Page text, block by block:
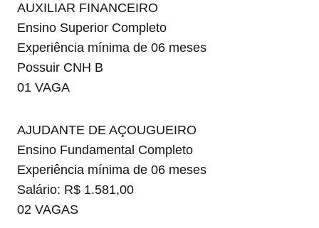
AUXILIAR FINANCEIRO
Ensino Superior Completo
Experiência mínima de 06 meses
Possuir CNH B
01 VAGA
AJUDANTE DE AÇOUGUEIRO
Ensino Fundamental Completo
Experiência mínima de 06 meses
Salário: R$ 1.581,00
02 VAGAS